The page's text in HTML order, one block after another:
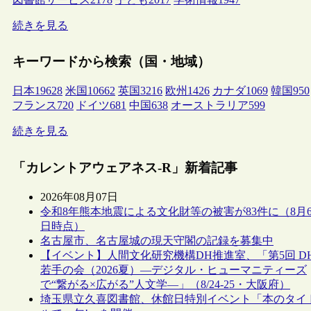
続きを見る
キーワードから検索（国・地域）
日本19628 米国 10662 英国3216 欧州 1426 カナダ1069 韓国950
フランス720 ドイツ681 中国638 オーストラリア599
続きを見る
「カレントアウェアネス-R」新着記事
2026年08月07日
令和8年熊本地震による文化財等の被害が83件に（8月
日時点）
名古屋市、名古屋城の現天守閣の記録を募集中
【イベント】人間文化研究機構DH推進室、「第5回
若手の会（2026夏）―デジタル・ヒューマニティーズ
で“繋がる×広がる”人文学―」（8/24-25・大阪府）
埼玉県立久喜図書館、休館日特別イベント「本のタイ